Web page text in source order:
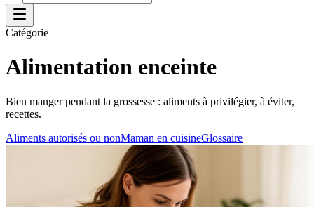
Catégorie
Alimentation enceinte
Bien manger pendant la grossesse : aliments à privilégier, à éviter,
recettes.
Aliments autorisés ou nonMaman en cuisineGlossaire